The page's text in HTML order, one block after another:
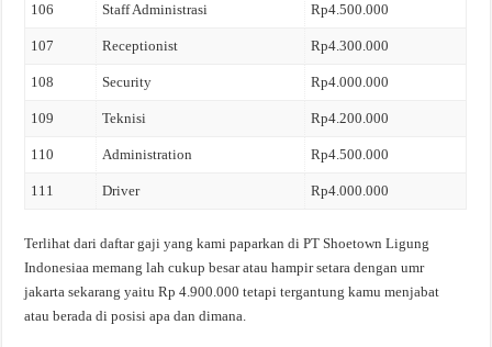
106 Staff Administrasi Rp4.500.000
107 Receptionist Rp4.300.000
108 Security Rp4.000.000
109 Teknisi Rp4.200.000
110 Administration Rp4.500.000
111 Driver Rp4.000.000
Terlihat dari daftar gaji yang kami paparkan di PT Shoetown Ligung
Indonesiaa memang lah cukup besar atau hampir setara dengan umr
jakarta sekarang yaitu Rp 4.900.000 tetapi tergantung kamu menjabat
atau berada di posisi apa dan dimana.